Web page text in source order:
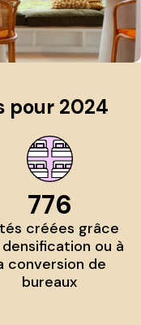
pour 2024
776
créées grâce
densification ou à
conversion de
bureaux